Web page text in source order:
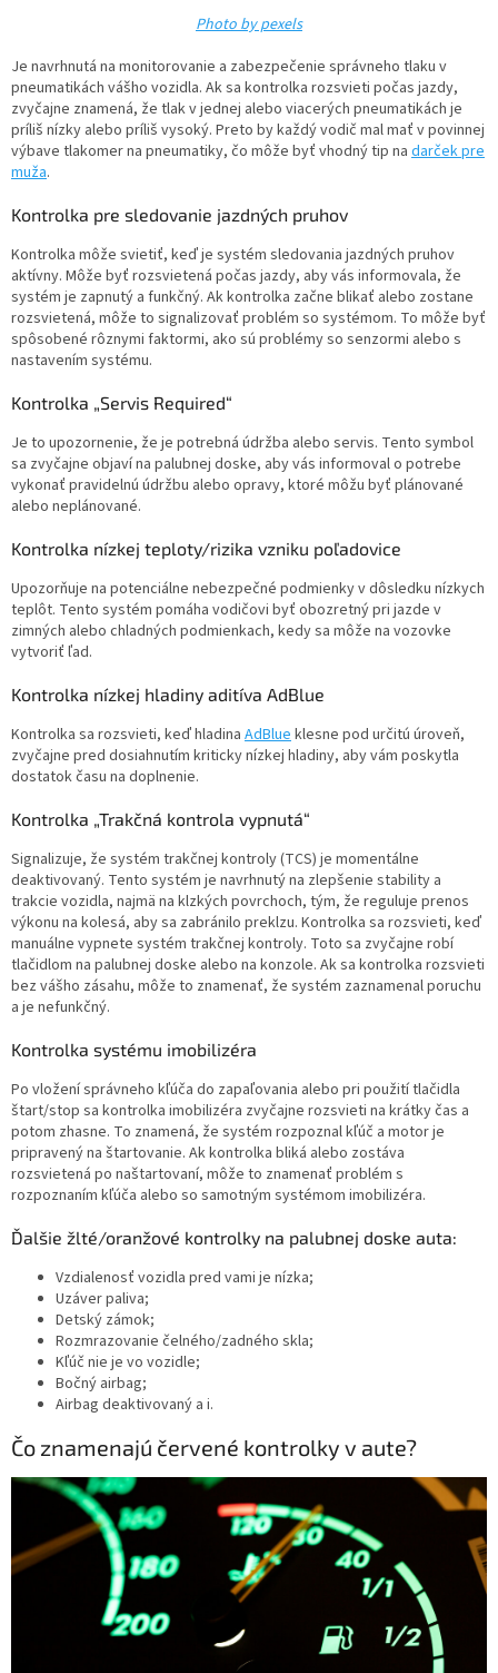
Photo by pexels
Je navrhnutá na monitorovanie a zabezpečenie správneho tlaku v
pneumatikách vášho vozidla. Ak sa kontrolka rozsvieti počas jazdy,
zvyčajne znamená, že tlak v jednej alebo viacerých pneumatikách je
príliš nízky alebo príliš vysoký. Preto by každý vodič mal mať v povinnej
výbave tlakomer na pneumatiky, čo môže byť vhodný tip na darček pre
muža.
Kontrolka pre sledovanie jazdných pruhov
Kontrolka môže svietiť, keď je systém sledovania jazdných pruhov
aktívny. Môže byť rozsvietená počas jazdy, aby vás informovala, že
systém je zapnutý a funkčný. Ak kontrolka začne blikať alebo zostane
rozsvietená, môže to signalizovať problém so systémom. To môže byť
spôsobené rôznymi faktormi, ako sú problémy so senzormi alebo s
nastavením systému.
Kontrolka „Servis Required“
Je to upozornenie, že je potrebná údržba alebo servis. Tento symbol
sa zvyčajne objaví na palubnej doske, aby vás informoval o potrebe
vykonať pravidelnú údržbu alebo opravy, ktoré môžu byť plánované
alebo neplánované.
Kontrolka nízkej teploty/rizika vzniku poľadovice
Upozorňuje na potenciálne nebezpečné podmienky v dôsledku nízkych
teplôt. Tento systém pomáha vodičovi byť obozretný pri jazde v
zimných alebo chladných podmienkach, kedy sa môže na vozovke
vytvoriť ľad.
Kontrolka nízkej hladiny aditíva AdBlue
Kontrolka sa rozsvieti, keď hladina AdBlue klesne pod určitú úroveň,
zvyčajne pred dosiahnutím kriticky nízkej hladiny, aby vám poskytla
dostatok času na doplnenie.
Kontrolka „Trakčná kontrola vypnutá“
Signalizuje, že systém trakčnej kontroly (TCS) je momentálne
deaktivovaný. Tento systém je navrhnutý na zlepšenie stability a
trakcie vozidla, najmä na klzkých povrchoch, tým, že reguluje prenos
výkonu na kolesá, aby sa zabránilo preklzu. Kontrolka sa rozsvieti, keď
manuálne vypnete systém trakčnej kontroly. Toto sa zvyčajne robí
tlačidlom na palubnej doske alebo na konzole. Ak sa kontrolka rozsvieti
bez vášho zásahu, môže to znamenať, že systém zaznamenal poruchu
a je nefunkčný.
Kontrolka systému imobilizéra
Po vložení správneho kľúča do zapaľovania alebo pri použití tlačidla
štart/stop sa kontrolka imobilizéra zvyčajne rozsvieti na krátky čas a
potom zhasne. To znamená, že systém rozpoznal kľúč a motor je
pripravený na štartovanie. Ak kontrolka bliká alebo zostáva
rozsvietená po naštartovaní, môže to znamenať problém s
rozpoznaním kľúča alebo so samotným systémom imobilizéra.
Ďalšie žlté/oranžové kontrolky na palubnej doske auta:
Vzdialenosť vozidla pred vami je nízka;
Uzáver paliva;
Detský zámok;
Rozmrazovanie čelného/zadného skla;
Kľúč nie je vo vozidle;
Bočný airbag;
Airbag deaktivovaný a i.
Čo znamenajú červené kontrolky v aute?